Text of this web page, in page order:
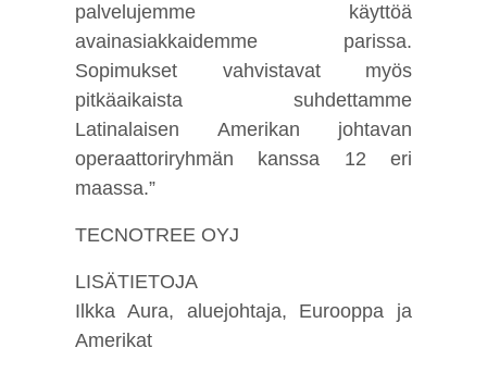
palvelujemme käyttöä
avainasiakkaidemme parissa.
Sopimukset vahvistavat myös
pitkäaikaista suhdettamme
Latinalaisen Amerikan johtavan
operaattoriryhmän kanssa 12 eri
maassa.”
TECNOTREE OYJ
LISÄTIETOJA
Ilkka Aura, aluejohtaja, Eurooppa ja
Amerikat